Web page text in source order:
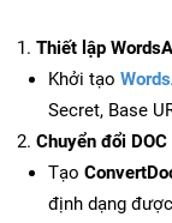
Thiết lập
Khởi tạo
Secret, Base
Chuyển đổi
Tạo
định dạng